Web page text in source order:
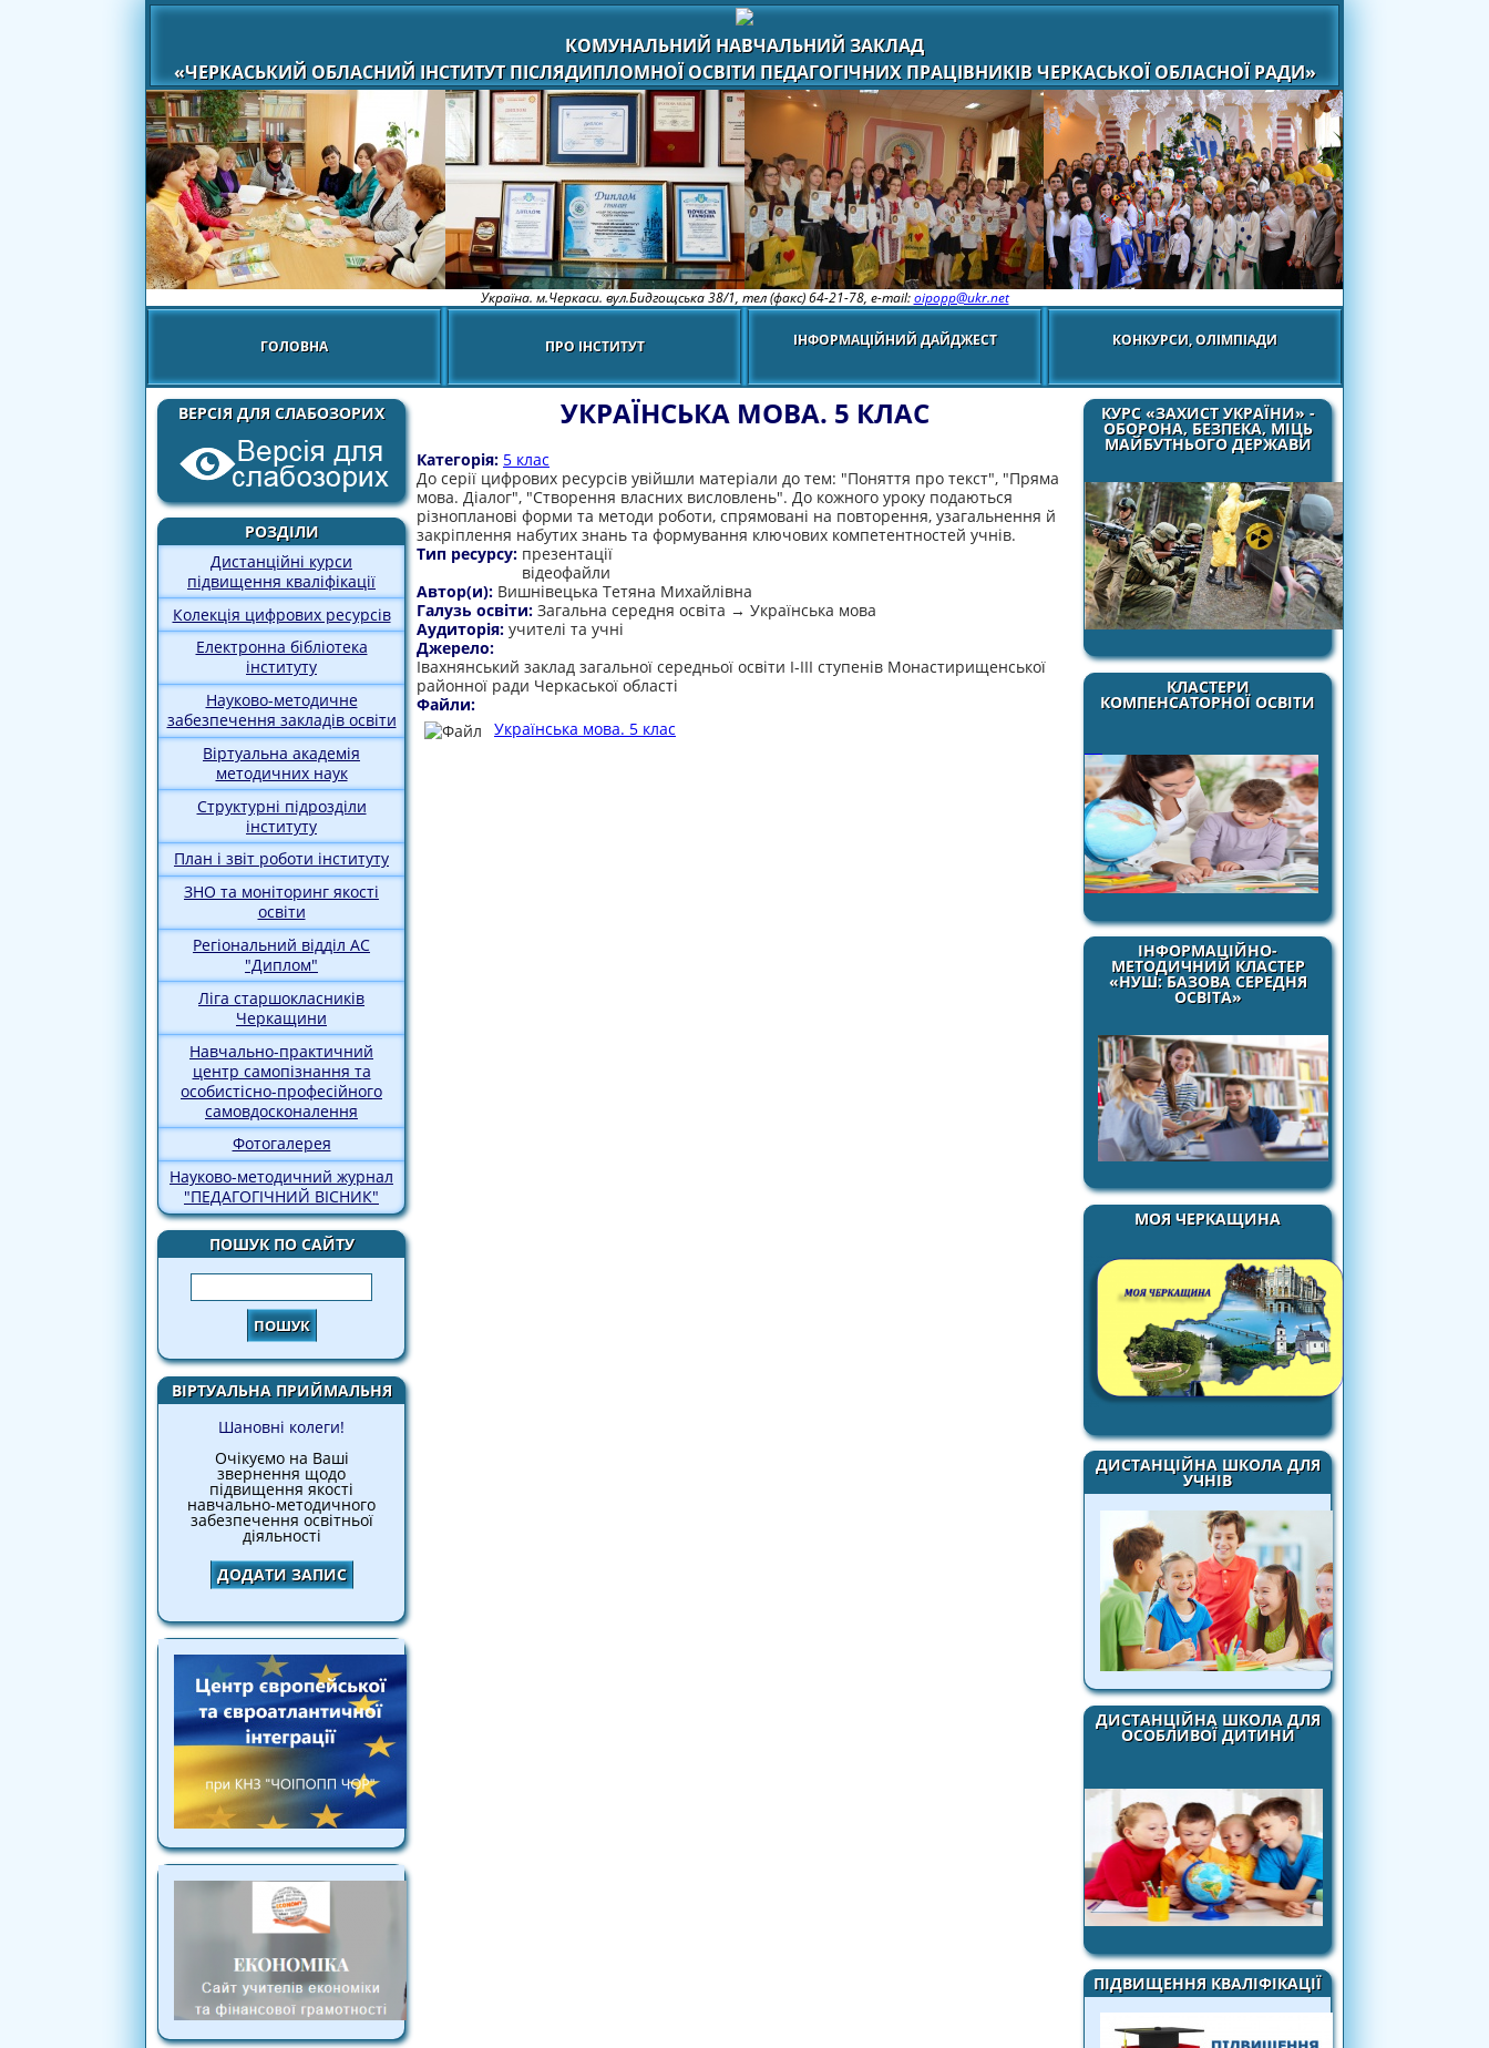
КОМУНАЛЬНИЙ НАВЧАЛЬНИЙ ЗАКЛАД
«ЧЕРКАСЬКИЙ ОБЛАСНИЙ ІНСТИТУТ ПІСЛЯДИПЛОМНОЇ ОСВІТИ ПЕДАГОГІЧНИХ ПРАЦІВНИКІВ ЧЕРКАСЬКОЇ ОБЛАСНОЇ РАДИ»
Україна. м.Черкаси. вул.Бидгощська 38/1, тел (факс) 64-21-78, e-mail:oipopp@ukr.net
ГОЛОВНА ПРО ІНСТИТУТ ІНФОРМАЦІЙНИЙ ДАЙДЖЕСТ КОНКУРСИ, ОЛІМПІАДИ
ВЕРСІЯ ДЛЯ СЛАБОЗОРИХ
РОЗДІЛИ
Дистанційні курси
підвищення кваліфікації
Колекція цифрових ресурсів
Електронна бібліотека
інституту
Науково-методичне
забезпечення закладів освіти
Віртуальна академія
методичних наук
Структурні підрозділи
інституту
План і звіт роботи інституту
ЗНО та моніторинг якості
освіти
Регіональний відділ АС
"Диплом"
Ліга старшокласників
Черкащини
Навчально-практичний
центр самопізнання та
особистісно-професійного
самовдосконалення
Фотогалерея
Науково-методичний журнал
"ПЕДАГОГІЧНИЙ ВІСНИК"
ПОШУК ПО САЙТУ
Пошук
ВІРТУАЛЬНА ПРИЙМАЛЬНЯ
Шановні колеги!
Очікуємо на Ваші
звернення щодо
підвищення якості
навчально-методичного
забезпечення освітньої
діяльності
ДОДАТИ ЗАПИС
КУРС «ЗАХИСТ УКРАЇНИ» -
ОБОРОНА, БЕЗПЕКА, МІЦЬ
МАЙБУТНЬОГО ДЕРЖАВИ
КЛАСТЕРИ
КОМПЕНСАТОРНОЇ ОСВІТИ
ІНФОРМАЦІЙНО-
МЕТОДИЧНИЙ КЛАСТЕР
«НУШ: БАЗОВА СЕРЕДНЯ
ОСВІТА»
МОЯ ЧЕРКАЩИНА
ДИСТАНЦІЙНА ШКОЛА ДЛЯ
УЧНІВ
ДИСТАНЦІЙНА ШКОЛА ДЛЯ
ОСОБЛИВОЇ ДИТИНИ
ПІДВИЩЕННЯ КВАЛІФІКАЦІЇ
УКРАЇНСЬКА МОВА. 5 КЛАС
Категорія: 5 клас
До серії цифрових ресурсів увійшли матеріали до тем: "Поняття про текст", "Пряма
мова. Діалог", "Створення власних висловлень". До кожного уроку подаються
різнопланові форми та методи роботи, спрямовані на повторення, узагальнення й
закріплення набутих знань та формування ключових компетентностей учнів.
Тип ресурсу: презентації
відеофайли
Автор(и): Вишнівецька Тетяна Михайлівна
Галузь освіти: Загальна середня освіта → Українська мова
Аудиторія: учителі та учні
Джерело:
Івахнянський заклад загальної середньої освіти І-ІІІ ступенів Монастирищенської
районної ради Черкаської області
Файли:
Українська мова. 5 клас